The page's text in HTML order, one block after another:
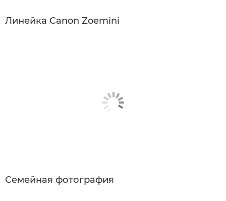
Линейка Canon Zoemini
Семейная фотография